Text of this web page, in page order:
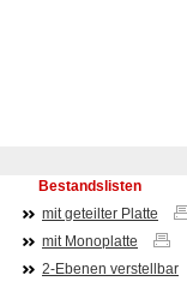
Bestandslisten
mit geteilter Platte
mit Monoplatte
2-Ebenen verstellbar